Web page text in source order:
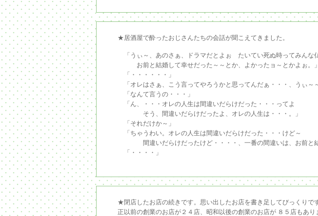
★居酒屋で酔ったおじさんたちの会話が聞こえてきました。
「うぃ～、あのさぁ、ドラマだとよぉ たいてい死ぬ時ってみんな
お前と結婚して幸せだった～～とか、よかったョ～とかよぉ。」
「・・・・・・」
「オレはさぁ、こう言ってやろうかと思ってんだぁ・・・、うぃ～
「なんて言うの・・・」
「ん、・・・オレの人生は間違いだらけだった・・・ってよ
そう、間違いだらけだったよ、オレの人生は・・・。」
「それだけか～」
「ちゃうわい。オレの人生は間違いだらけだった・・・けど～
間違いだらけだったけど・・・・、一番の間違いは、お前と結
「・・・・」
★閉店したお店の続きです。思い出したお店を書き足してびっくり
正以前の創業のお店が２４店、昭和以後の創業のお店が ８５店もあ